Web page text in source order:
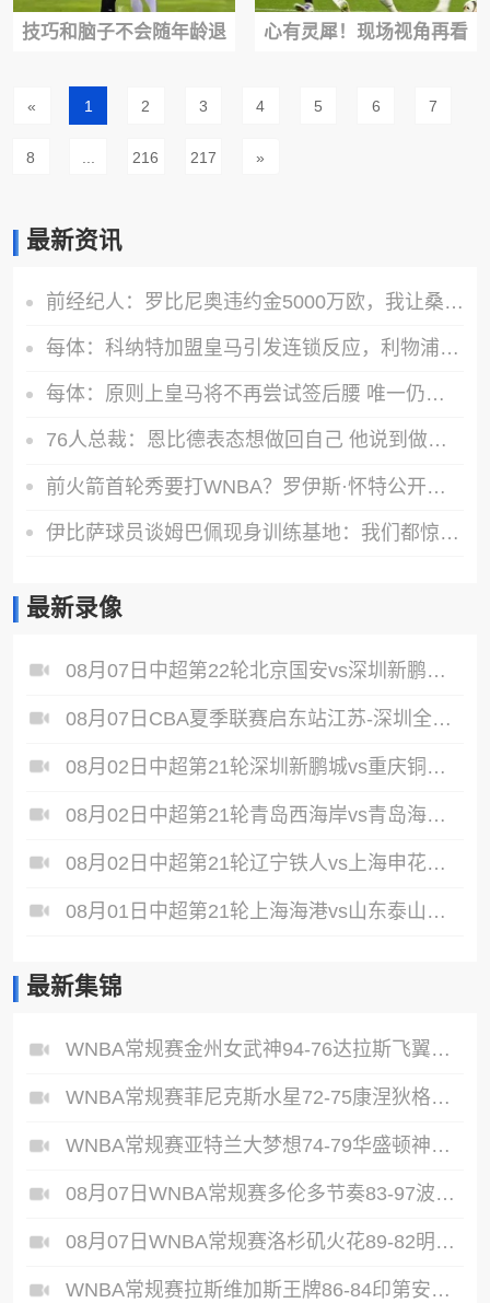
技巧和脑子不会随年龄退
个巴西舞者~
心有灵犀！现场视角再看
« 1 2 3 4 5 6 7
8 216 217 »
最新资讯
前经纪人：罗比尼奥违约金5000万欧，我让桑托斯3000万放他去皇马
每体：科纳特加盟皇马引发连锁反应，利物浦决定加速推进签阿劳霍
每体：原则上皇马将不再尝试签后腰 唯一仍有意补强的位置是中卫
76人总裁：恩比德表态想做回自己 他说到做到减重了
前火箭首轮秀要打WNBA？罗伊斯·怀特公开挑战跨性别参赛规则！
伊比萨球员谈姆巴佩现身训练基地：我们都惊呆了，他非常亲和友善
最新录像
08月07日中超第22轮北京国安vs深圳新鹏城全场录像
08月07日CBA夏季联赛启东站江苏-深圳全场录像
08月02日中超第21轮深圳新鹏城vs重庆铜梁龙全场录像
08月02日中超第21轮青岛西海岸vs青岛海牛全场录像
08月02日中超第21轮辽宁铁人vs上海申花全场录像
08月01日中超第21轮上海海港vs山东泰山全场录像
最新集锦
WNBA常规赛金州女武神94-76达拉斯飞翼全场集锦
WNBA常规赛菲尼克斯水星72-75康涅狄格太阳全场集锦
WNBA常规赛亚特兰大梦想74-79华盛顿神秘人全场集锦
08月07日WNBA常规赛多伦多节奏83-97波特兰火焰集锦
08月07日WNBA常规赛洛杉矶火花89-82明尼苏达山猫全场集锦
WNBA常规赛拉斯维加斯王牌86-84印第安纳狂热全场集锦